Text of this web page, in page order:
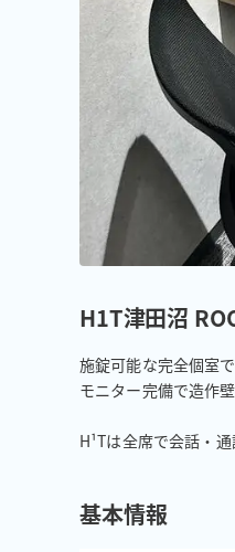
H1T津田沼
施錠可能な完全個室
モニター完備で造作
H¹Tは全席で会話・通
基本情報